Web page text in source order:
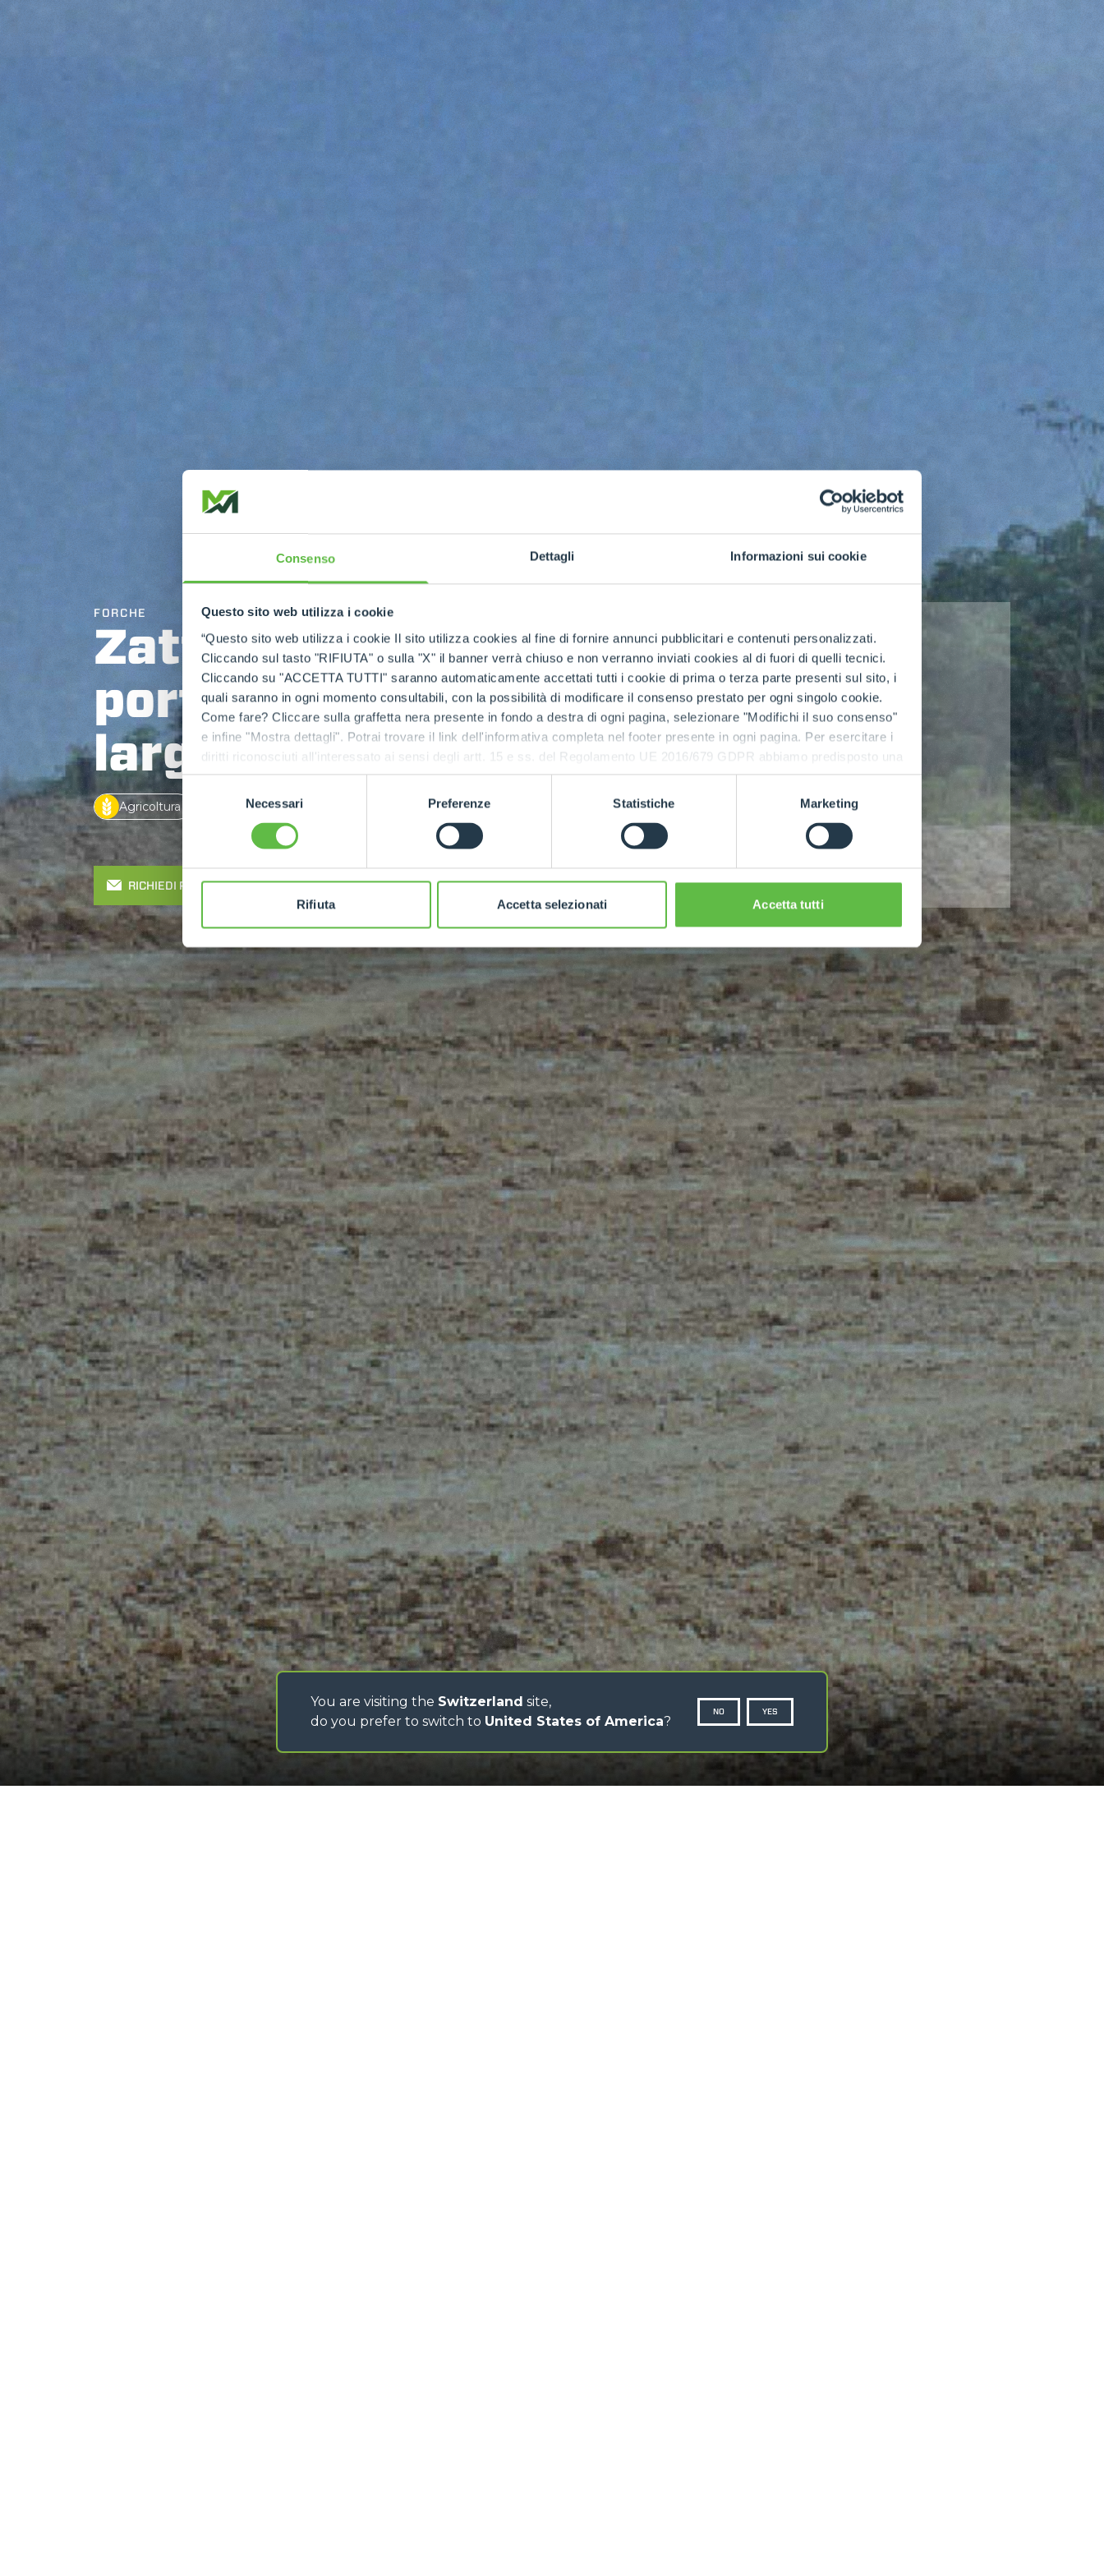
Consenso Dettagli Informazioni sui cookie
Questo sito web utilizza i cookie
“Questo sito web utilizza i cookie Il sito utilizza cookies al fine di fornire annunci pubblicitari e contenuti personalizzati.
Cliccando sul tasto "RIFIUTA" o sulla "X" il banner verrà chiuso e non verranno inviati cookies al di fuori di quelli tecnici.
Cliccando su "ACCETTA TUTTI" saranno automaticamente accettati tutti i cookie di prima o terza parte presenti sul sito, i
quali saranno in ogni momento consultabili, con la possibilità di modificare il consenso prestato per ogni singolo cookie.
Come fare? Cliccare sulla graffetta nera presente in fondo a destra di ogni pagina, selezionare "Modifichi il suo consenso"
e infine "Mostra dettagli". Potrai trovare il link dell'informativa completa nel footer presente in ogni pagina. Per esercitare i
diritti riconosciuti all'interessato ai sensi degli artt. 15 e ss. del Regolamento UE 2016/679 GDPR abbiamo predisposto una
apposita procedura.
consenso
Necessari Preferenze Statistiche Marketing
Rifiuta Accetta selezionati Accetta tutti
FORCHE
Zattera
portaforche extra
larga
Agricoltura Edilizia Industria
RICHIEDI PREVENTIVO
SCROLL DOWN
You are visiting the Switzerland site,
do you prefer to switch to United States of America?
NO YES
CONTATTI
Via Nazionale, 9 - 12010
S. Defendente di Cervasca
(CN) - Italia
TEL
+39 0171614111
info@merlo.com
MERLO GROUP
MERLO NEL MONDO
LA STORIA DI MERLO
TECNOLOGIE
CERTIFICAZIONI
POLITICA DELLA QUALITÀ
POLITICA DELLA SALUTE,
DELLA SICUREZZA DEL
LAVORO E DELL’AMBIENTE
DEVELOPER
FONDI FESR
PROGETTO VI.P. –
VITICOLTURA DI
PRECISIONE
CONDIZIONI GENERALI
D’ACQUISTO
ISTRUZIONI SPEDIZIONE
MATERIALI
IT - TEAM VIEWER
SAV - TEAM VIEWER
WHISTLEBLOWING
ACCESSIBILITÀ
PRODOTTI
TELESCOPICI ELETTRICI
TELESCOPICI COMPATTI
TELESCOPICI MEDIA
CAPACITÀ
TELESCOPICI ALTA
CAPACITÀ
TELESCOPICI
STABILIZZATI
TELESCOPICI ROTATIVI
TRATTORI TELESCOPICI
CINGO TRANSPORTER
CINGO PORTATTREZZI
CINGO MULTIFUNZIONE
CINGO ELETTRICO
BETONIERE
AUTOCARICANTI
TRATTORI FORESTALI
DUMPER
ATTREZZATURE
FORCHE
BENNE
FORCHE E PINZE
GANCI
PIATTAFORME
SPECIALI
Iscriviti alla newsletter
NOME* COGNOME *
E-MAIL
Ho preso visione
dell'informativa newsletter ai
sensi dell'articolo 13 del
Regolamento UE 2016/679
GDPR e acconsento al
trattamento dei miei dati
personali per l'invio della
newsletter gratuita*
© 2026
MERLO S.p.A. Industria Metalmeccanica
P. IVA/Codice Fiscale 03078670043 - Iscrizione CCIAA di Cuneo n. REA CN-260677,
Capitale Sociale 15.000.005,00 € int. vers
PRIVACY POLICY COOKIE POLICY